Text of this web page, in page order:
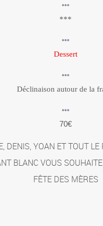
***
Dessert
Déclinaison autour de la
70€
DENIS, YOAN ET TOUT LE
BLANC VOUS
FÊTE DES MÈRES